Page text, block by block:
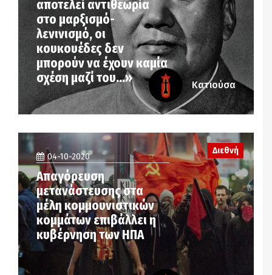
αποτελεί αντιθεωρία
στο μαρξισμό-
λενινισμό, οι
κουκουέδες δεν
μπορούν να έχουν καμία
σχέση μαζί του…»
Κατιούσα
04-10-2020
Απαγόρευση
μετανάστευσης στα
μέλη κομμουνιστικών
κομμάτων επιβάλλει η
κυβέρνηση των ΗΠΑ
Διεθνή